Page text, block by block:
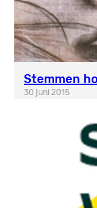
Stemmen
30 juni 2015